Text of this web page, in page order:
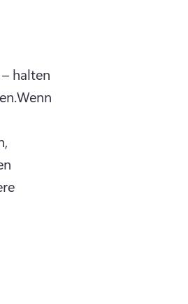
halten
Wenn